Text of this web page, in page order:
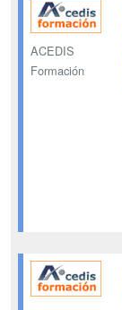
ACEDIS
Formación